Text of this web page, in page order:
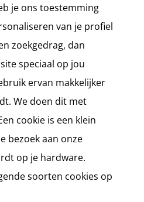
je ons toestemming
van je profiel
zoekgedrag, dan
speciaal op jou
ervan makkelijker
We doen dit met
cookie is een klein
bezoek aan onze
op je hardware.
soorten cookies op